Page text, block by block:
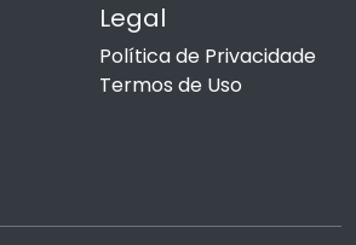
Legal
Política de Privacidade
Termos de Uso